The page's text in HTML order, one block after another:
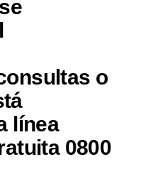
o
línea
0800